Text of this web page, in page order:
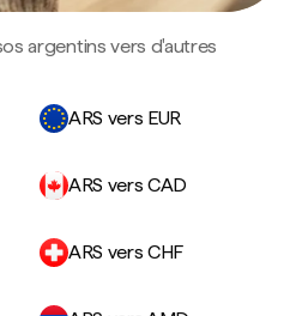
argentins vers d'autres
ARS vers EUR
ARS vers CAD
ARS vers CHF